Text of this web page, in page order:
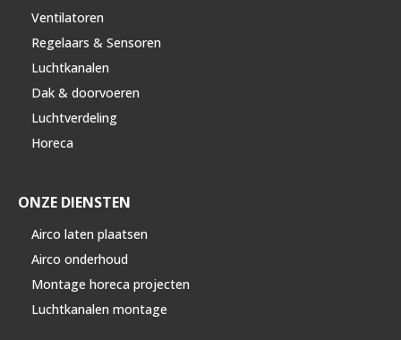
Ventilatoren
Regelaars & Sensoren
Luchtkanalen
Dak & doorvoeren
Luchtverdeling
Horeca
ONZE DIENSTEN
Airco laten plaatsen
Airco onderhoud
Montage horeca projecten
Luchtkanalen montage